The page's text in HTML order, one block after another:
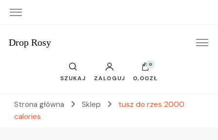
Drop Rosy
SZUKAJ ZALOGUJ
0
0,00ZŁ
Strona główna Sklep
tusz do rzes 2000
calories